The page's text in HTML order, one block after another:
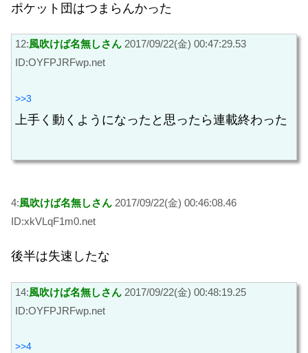
ポケット団はつまらんかった
12:風吹けば名無しさん 2017/09/22(金) 00:47:29.53
ID:OYFPJRFwp.net
>>3
上手く動くようになったと思ったら連載終わった
4:風吹けば名無しさん 2017/09/22(金) 00:46:08.46
ID:xkVLqF1m0.net
後半は失速したな
14:風吹けば名無しさん 2017/09/22(金) 00:48:19.25
ID:OYFPJRFwp.net
>>4